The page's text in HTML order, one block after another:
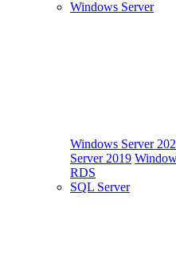
Windows Server
Windows Server
Server 2019
RDS
SQL Server